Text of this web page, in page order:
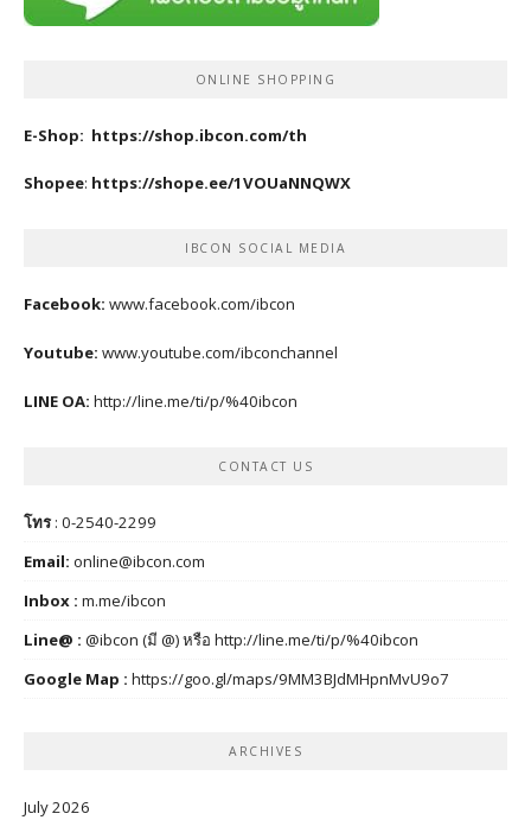
ONLINE SHOPPING
E-Shop: https://shop.ibcon.com/th
Shopee: https://shope.ee/1VOUaNNQWX
IBCON SOCIAL MEDIA
Facebook: www.facebook.com/ibcon
Youtube: www.youtube.com/ibconchannel
LINE OA: http://line.me/ti/p/%40ibcon
CONTACT US
โทร: 0-2540-2299
Email: online@ibcon.com
Inbox : m.me/ibcon
Line@ : @ibcon (มี @) หรือ http://line.me/ti/p/%40ibcon
Google Map : https://goo.gl/maps/9MM3BJdMHpnMvU9o7
ARCHIVES
July 2026